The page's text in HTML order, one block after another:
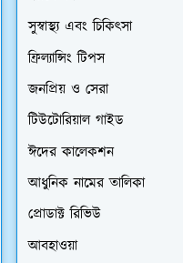
সুস্বাস্থ্য এবং চিকিৎসা
ফ্রিল্যান্সিং টিপস
জনপ্রিয় ও সেরা
টিউটোরিয়াল গাইড
ঈদের কালেকশন
আধুনিক নামের তালিকা
প্রোডাক্ট রিভিউ
আবহাওয়া